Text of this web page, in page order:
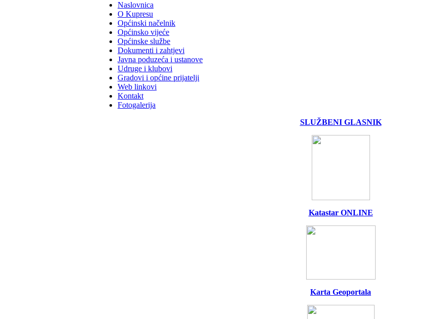
Naslovnica
O Kupresu
Općinski načelnik
Općinsko vijeće
Općinske službe
Dokumenti i zahtjevi
Javna poduzeća i ustanove
Udruge i klubovi
Gradovi i općine prijatelji
Web linkovi
Kontakt
Fotogalerija
SLUŽBENI GLASNIK
Katastar ONLINE
Karta Geoportala